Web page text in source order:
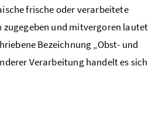
frische oder verarbeitete
zugegeben und mitvergoren lautet
Bezeichnung „Obst- und
Verarbeitung handelt es sich